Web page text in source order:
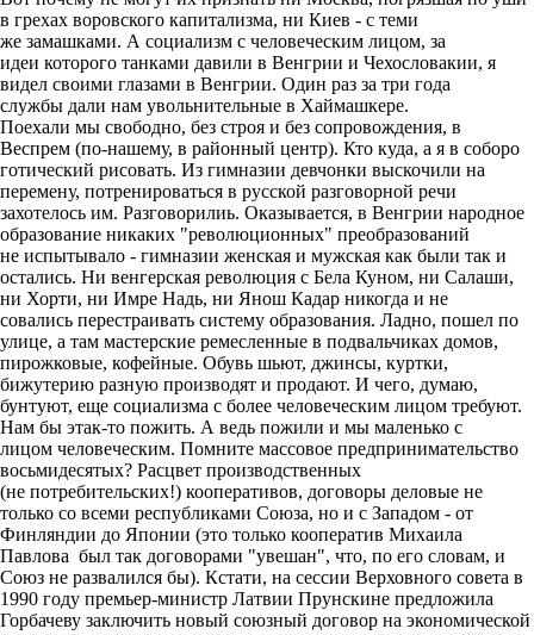
в грехах воровского капитализма, ни Киев - с теми
же замашками. А социализм с человеческим лицом, за
идеи которого танками давили в Венгрии и Чехословакии, я
видел своими глазами в Венгрии. Один раз за три года
службы дали нам увольнительные в Хаймашкере.
Поехали мы свободно, без строя и без сопровождения, в
Веспрем (по-нашему, в районный центр). Кто куда, а я в соборо
готический рисовать. Из гимназии девчонки выскочили на
перемену, потренироваться в русской разговорной речи
захотелось им. Разговорилиь. Оказывается, в Венгрии народное
образование никаких "революционных" преобразований
не испытывало - гимназии женская и мужская как были так и
остались. Ни венгерская революция с Бела Куном, ни Салаши,
ни Хорти, ни Имре Надь, ни Янош Кадар никогда и не
совались перестраивать систему образования. Ладно, пошел по
улице, а там мастерские ремесленные в подвальчиках домов,
пирожковые, кофейные. Обувь шьют, джинсы, куртки,
бижутерию разную производят и продают. И чего, думаю,
бунтуют, еще социализма с более человеческим лицом требуют.
Нам бы этак-то пожить. А ведь пожили и мы маленько с
лицом человеческим. Помните массовое предпринимательство
восьмидесятых? Расцвет производственных
(не потребительских!) кооперативов, договоры деловые не
только со всеми республиками Союза, но и с Западом - от
Финляндии до Японии (это только кооператив Михаила
Павлова был так договорами "увешан", что, по его словам, и
Союз не развалился бы). Кстати, на сессии Верховного совета в
1990 году премьер-министр Латвии Прунскине предложила
Горбачеву заключить новый союзный договор на экономической